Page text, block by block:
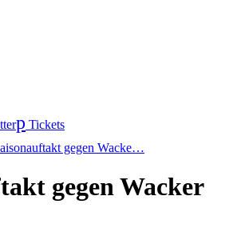
Tickets
gegen Wacke…
gegen Wacker